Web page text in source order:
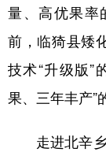
量、高优果率
前，临猗县矮
技术“升级版”
果、三年丰产”
走进北辛乡